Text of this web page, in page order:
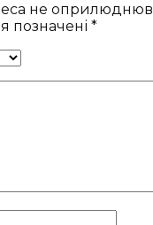
не
позначені *